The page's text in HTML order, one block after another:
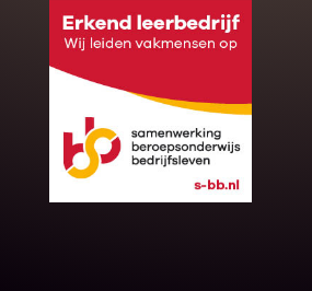
Gratis offerte
op maat?
Binnen 24 uur jouw gratis offerte
10 jaar garantie op de montage